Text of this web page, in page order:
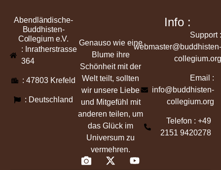
Abendländische-
Buddhisten-
Collegium e.V.
: Inratherstrasse
364
: 47803 Krefeld
: Deutschland
Genauso wie eine
Blume ihre
Schönheit mit der
Welt teilt, sollten
wir unsere Liebe
und Mitgefühl mit
anderen teilen, um
das Glück im
Universum zu
vermehren.
Info :
Support :
webmaster@buddhisten-
collegium.org
Email :
info@buddhisten-
collegium.org
Telefon : +49
2151 9420278